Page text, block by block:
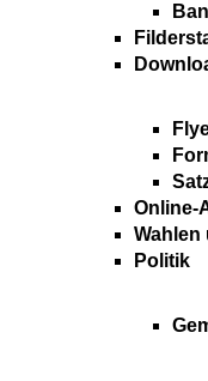
Online-
Wahlen
Politik